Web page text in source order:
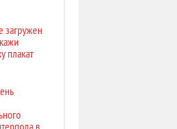
загружен
плакат
в